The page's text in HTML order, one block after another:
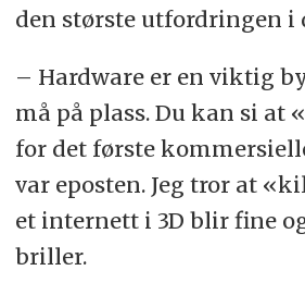
den største utfordringen i
– Hardware er en viktig
må på plass. Du kan si at
for det første
var eposten. Jeg tror at
et internett i 3D blir fine
briller.